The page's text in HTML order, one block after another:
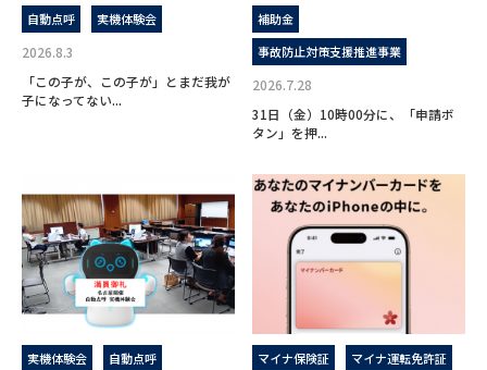
自動点呼 実機体験会
2026.8.3
「この子が、この子が」とまだ我が
子になってない...
補助金
事故防止対策支援推進事業
2026.7.28
31日（金）10時00分に、「申請ボ
タン」を押...
実機体験会 自動点呼 マイナ保険証 マイナ運転免許証